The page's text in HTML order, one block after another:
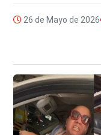
26 de Mayo de 2026